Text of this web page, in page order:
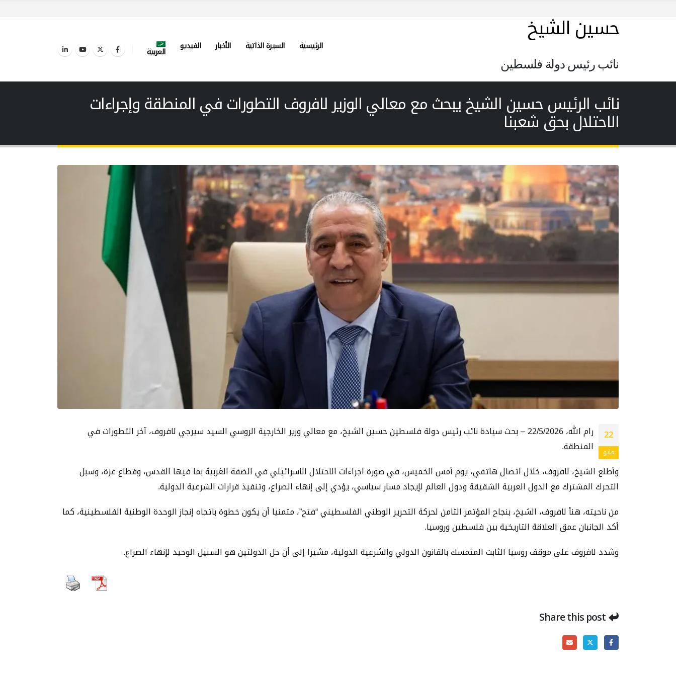
حسين الشيخ
نائب رئيس دولة فلسطين
الرئيسية السيرة الذاتية الأخبار الفيديو العربية
نائب الرئيس حسين الشيخ يبحث مع معالي الوزير لافروف التطورات في المنطقة وإجراءات
الاحتلال بحق شعبنا
22
مايو
رام الله، 22/5/2026 – بحث سيادة نائب رئيس دولة فلسطين حسين الشيخ، مع معالي وزير الخارجية الروسي السيد سيرجي لافروف، آخر التطورات في
المنطقة.
وأطلع الشيخ، لافروف، خلال اتصال هاتفي، يوم أمس الخميس، في صورة اجراءات الاحتلال الاسرائيلي في الضفة الغربية بما فيها القدس، وقطاع غزة، وسبل
التحرك المشترك مع الدول العربية الشقيقة ودول العالم لإيجاد مسار سياسي، يؤدي إلى إنهاء الصراع، وتنفيذ قرارات الشرعية الدولية.
من ناحيته، هنأ لافروف، الشيخ، بنجاح المؤتمر الثامن لحركة التحرير الوطني الفلسطيني “فتح”، متمنيا أن يكون خطوة باتجاه إنجاز الوحدة الوطنية الفلسطينية، كما
أكد الجانبان عمق العلاقة التاريخية بين فلسطين وروسيا.
وشدد لافروف على موقف روسيا الثابت المتمسك بالقانون الدولي والشرعية الدولية، مشيرا إلى أن حل الدولتين هو السبيل الوحيد لإنهاء الصراع.
Share this post